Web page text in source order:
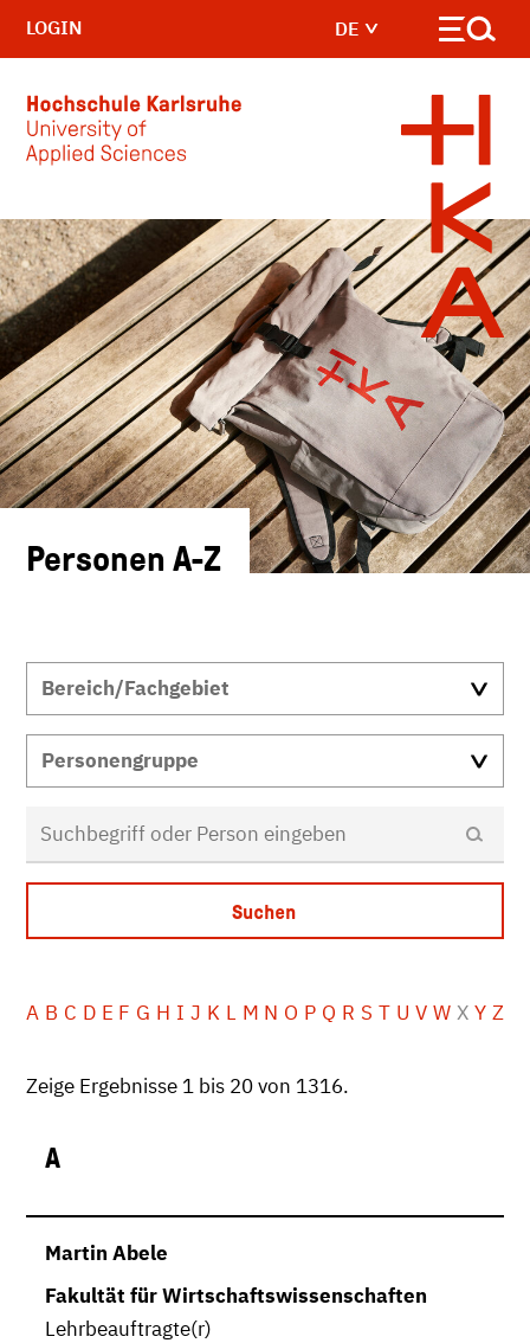
Skip to main content
DE
LOGIN
Personen A-Z
A B C D E F G H I J K L M N O P Q R S T U V W X Y Z
Zeige Ergebnisse 1 bis 20 von 1316.
A
Martin Abele
Fakultät für Wirtschaftswissenschaften
Lehrbeauftragte(r)